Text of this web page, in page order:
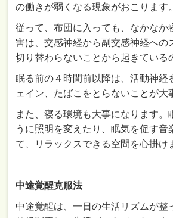
の働きが弱くなる現象がおこります。
従って、布団に入っても、なかなか
害は、交感神経から副交感神経への
切り替わらないことから起きている
眠る前の４時間前以降は、活動神経
ェイン、たばこをとらないことが大
また、寝る環境も大事になります。
うに照明を変えたり、眠気を促す音
て、リラックスできる空間を心掛け
中途覚醒克服法
中途覚醒は、一日の生活リズムが整